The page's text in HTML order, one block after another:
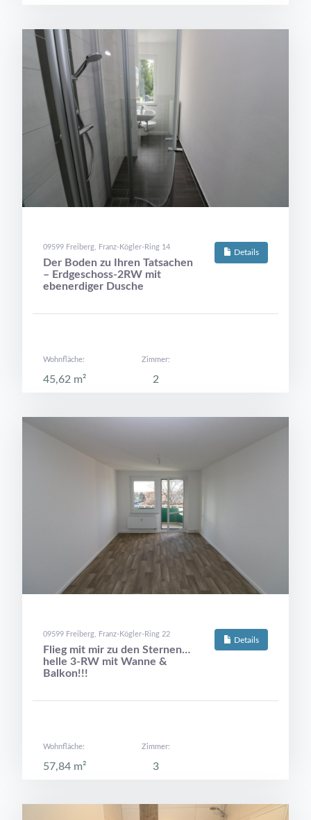
Details
09599 Freiberg, Franz-Kögler-Ring 14
Der Boden zu Ihren Tatsachen
– Erdgeschoss-2RW mit
ebenerdiger Dusche
Wohnfläche:
45,62 m²
Zimmer:
2
Details
09599 Freiberg, Franz-Kögler-Ring 22
Flieg mit mir zu den Sternen…
helle 3-RW mit Wanne &
Balkon!!!
Wohnfläche:
57,84 m²
Zimmer:
3